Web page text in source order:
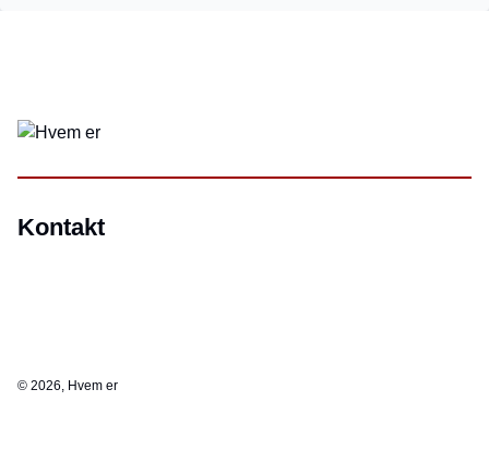
Kontakt
© 2026, Hvem er